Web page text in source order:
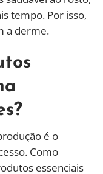
tempo. Por isso,
a derme.
é o
Como
essenciais